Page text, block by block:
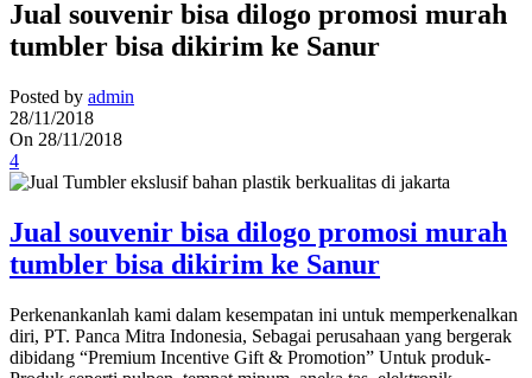
Jual souvenir bisa dilogo promosi murah
tumbler bisa dikirim ke Sanur
Posted by admin
28/11/2018
On 28/11/2018
4
Jual souvenir bisa dilogo promosi murah
tumbler bisa dikirim ke Sanur
Perkenankanlah kami dalam kesempatan ini untuk memperkenalkan
diri, PT. Panca Mitra Indonesia, Sebagai perusahaan yang bergerak
dibidang “Premium Incentive Gift & Promotion” Untuk produk-